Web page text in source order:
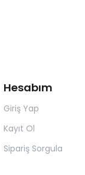
Hesabım
Giriş Yap
Kayıt Ol
Sipariş Sorgula